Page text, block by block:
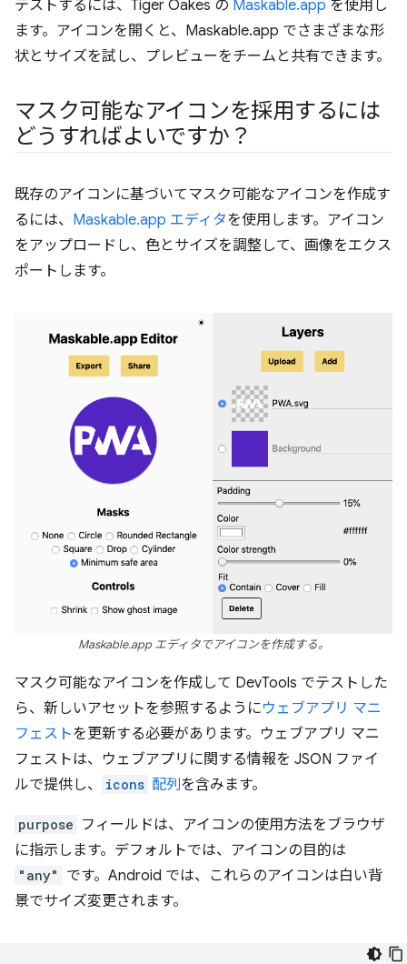
テストするには、Tiger Oakes の Maskable.app を使用し
ます。アイコンを開くと、Maskable.app でさまざまな形
状とサイズを試し、プレビューをチームと共有できます。
マスク可能なアイコンを採用するには
どうすればよいですか？
既存のアイコンに基づいてマスク可能なアイコンを作成す
るには、 Maskable.app エディタを使用します。アイコン
をアップロードし、色とサイズを調整して、画像をエクス
ポートします。
Maskable.app エディタでアイコンを作成する。
マスク可能なアイコンを作成して DevTools でテストした
ら、新しいアセットを参照するようにウェブアプリ マニ
フェストを更新する必要があります。ウェブアプリ マニ
フェストは、ウェブアプリに関する情報を JSON ファイ
ルで提供し、
icons 配列を含みます。
purpose フィールドは、アイコンの使用方法をブラウザ
に指示します。デフォルトでは、アイコンの目的は
"any"
です。Android では、これらのアイコンは白い背
景でサイズ変更されます。